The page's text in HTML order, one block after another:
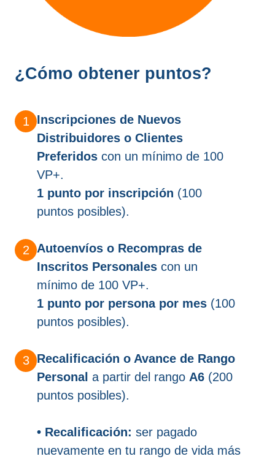
¿Cómo obtener puntos?
Inscripciones de Nuevos
Distribuidores o Clientes
Preferidos con un mínimo de 100
VP+.
1 punto por inscripción (100
puntos posibles).
Autoenvíos o Recompras de
Inscritos Personales con un
mínimo de 100 VP+.
1 punto por persona por mes (100
puntos posibles).
Recalificación o Avance de Rango
Personal a partir del rango A6 (200
puntos posibles).
• Recalificación: ser pagado
nuevamente en tu rango de vida más